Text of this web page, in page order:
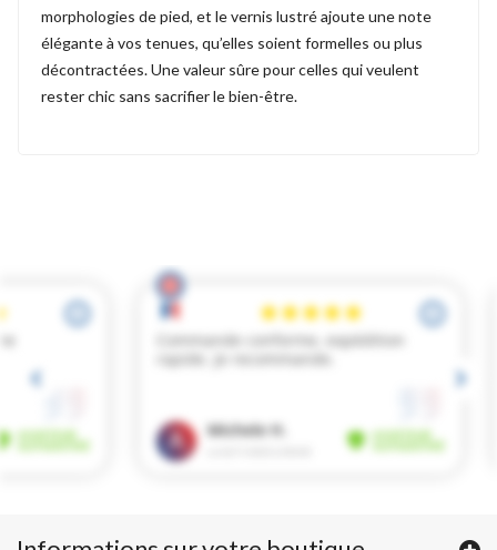
morphologies de pied, et le vernis lustré ajoute une note
élégante à vos tenues, qu’elles soient formelles ou plus
décontractées. Une valeur sûre pour celles qui veulent
rester chic sans sacrifier le bien-être.